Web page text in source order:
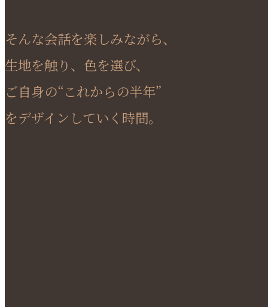
そんな会話を楽しみながら、
生地を触り、色を選び、
ご自身の“これからの半年”
をデザインしていく時間。